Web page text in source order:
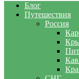
Блог
Путешествия
Россия